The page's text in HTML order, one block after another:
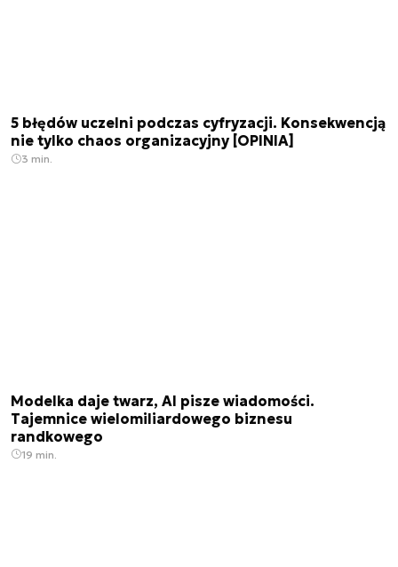
5 błędów uczelni podczas cyfryzacji. Konsekwencją
nie tylko chaos organizacyjny [OPINIA]
3 min.
Modelka daje twarz, AI pisze wiadomości.
Tajemnice wielomiliardowego biznesu
randkowego
19 min.